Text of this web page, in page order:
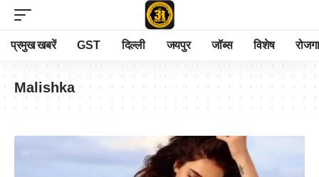
प्रमुख खबरें GST दिल्ली जयपुर जॉब्स विशेष
Malishka